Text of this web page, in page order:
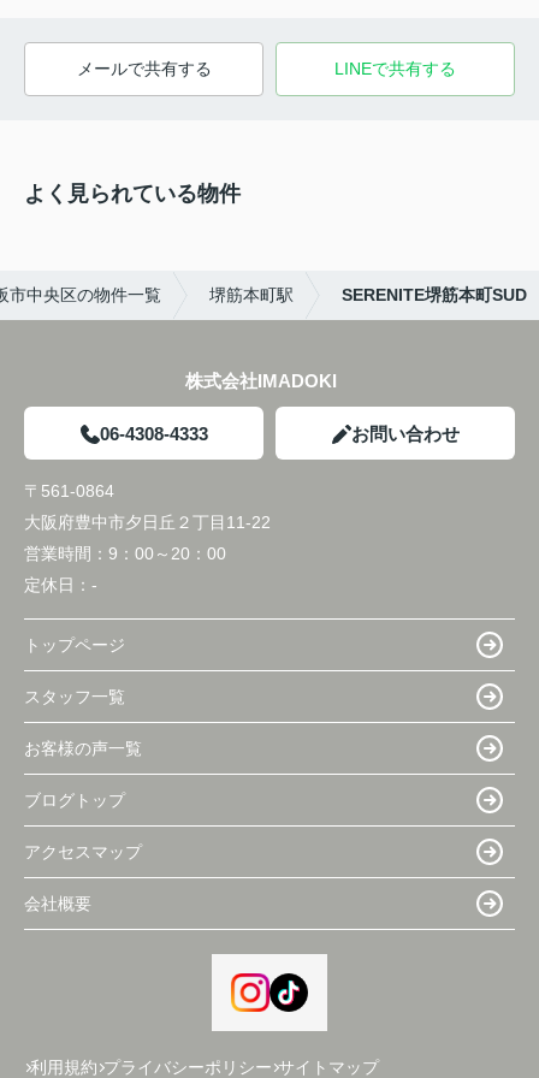
メールで共有する LINEで共有する
よく見られている物件
市中央区の物件一覧 堺筋本町駅 SERENITE堺筋本町SUD
株式会社IMADOKI
06-4308-4333 お問い合わせ
〒561-0864
大阪府豊中市夕日丘２丁目11-22
営業時間： 9：00～20：00
定休日： -
トップページ
スタッフ一覧
お客様の声一覧
ブログトップ
アクセスマップ
会社概要
利用規約 プライバシーポリシー サイトマップ